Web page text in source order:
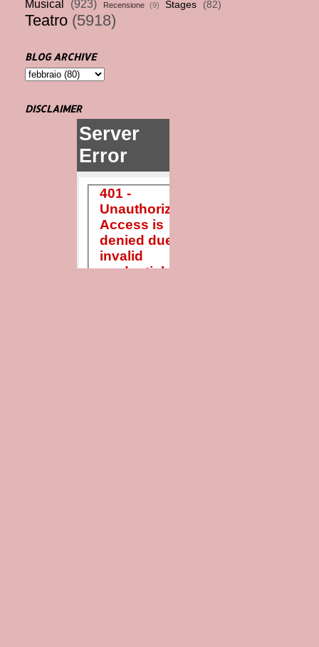
Musical (923) Recensione (9) Stages (82)
Teatro (5918)
BLOG ARCHIVE
DISCLAIMER